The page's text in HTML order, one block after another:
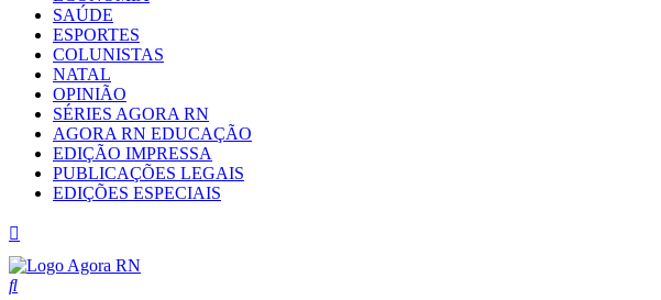
SAÚDE
ESPORTES
COLUNISTAS
NATAL
OPINIÃO
SÉRIES AGORA RN
AGORA RN EDUCAÇÃO
EDIÇÃO IMPRESSA
PUBLICAÇÕES LEGAIS
EDIÇÕES ESPECIAIS